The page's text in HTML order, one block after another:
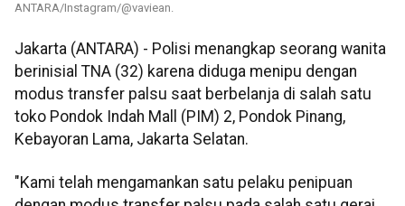
ANTARA/Instagram/@vaviean.
Jakarta (ANTARA) - Polisi menangkap seorang wanita
berinisial TNA (32) karena diduga menipu dengan
modus transfer palsu saat berbelanja di salah satu
toko Pondok Indah Mall (PIM) 2, Pondok Pinang,
Kebayoran Lama, Jakarta Selatan.
"Kami telah mengamankan satu pelaku penipuan